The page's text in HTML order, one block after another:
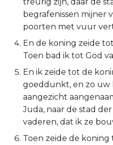
Galaten
Éfeze
Filipenzen
Kolossenzen
1 Thessalonicenzen
2 Thessalonicenzen
begrafenissen mijner
poorten met vuur
En de koning zeide
Toen bad ik tot God
En ik zeide tot de
goeddunkt, en zo
aangezicht
Juda, naar de stad
vaderen, dat ik ze
Toen zeide de